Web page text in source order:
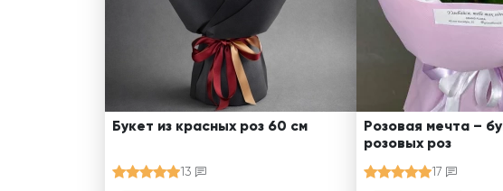
Букет из красных роз 60 см
13
Розовая мечта –
розовых роз
17